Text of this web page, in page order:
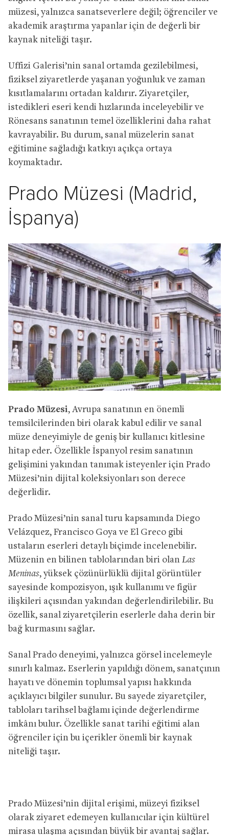
müzesi, yalnızca sanatseverlere değil; öğrenciler ve
akademik araştırma yapanlar için de değerli bir
kaynak niteliği taşır.
Uffizi Galerisi’nin sanal ortamda gezilebilmesi,
fiziksel ziyaretlerde yaşanan yoğunluk ve zaman
kısıtlamalarını ortadan kaldırır. Ziyaretçiler,
istedikleri eseri kendi hızlarında inceleyebilir ve
Rönesans sanatının temel özelliklerini daha rahat
kavrayabilir. Bu durum, sanal müzelerin sanat
eğitimine sağladığı katkıyı açıkça ortaya
koymaktadır.
Prado Müzesi (Madrid,
İspanya)
Prado Müzesi, Avrupa sanatının en önemli
temsilcilerinden biri olarak kabul edilir ve sanal
müze deneyimiyle de geniş bir kullanıcı kitlesine
hitap eder. Özellikle İspanyol resim sanatının
gelişimini yakından tanımak isteyenler için Prado
Müzesi’nin dijital koleksiyonları son derece
değerlidir.
Prado Müzesi’nin sanal turu kapsamında Diego
Velázquez, Francisco Goya ve El Greco gibi
ustaların eserleri detaylı biçimde incelenebilir.
Müzenin en bilinen tablolarından biri olan Las
Meninas, yüksek çözünürlüklü dijital görüntüler
sayesinde kompozisyon, ışık kullanımı ve figür
ilişkileri açısından yakından değerlendirilebilir. Bu
özellik, sanal ziyaretçilerin eserlerle daha derin bir
bağ kurmasını sağlar.
Sanal Prado deneyimi, yalnızca görsel incelemeyle
sınırlı kalmaz. Eserlerin yapıldığı dönem, sanatçının
hayatı ve dönemin toplumsal yapısı hakkında
açıklayıcı bilgiler sunulur. Bu sayede ziyaretçiler,
tabloları tarihsel bağlamı içinde değerlendirme
imkânı bulur. Özellikle sanat tarihi eğitimi alan
öğrenciler için bu içerikler önemli bir kaynak
niteliği taşır.
Prado Müzesi’nin dijital erişimi, müzeyi fiziksel
olarak ziyaret edemeyen kullanıcılar için kültürel
mirasa ulaşma açısından büyük bir avantaj sağlar.